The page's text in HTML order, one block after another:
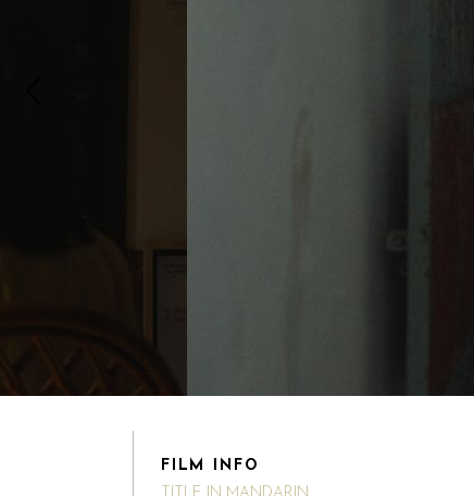
FILM INFO